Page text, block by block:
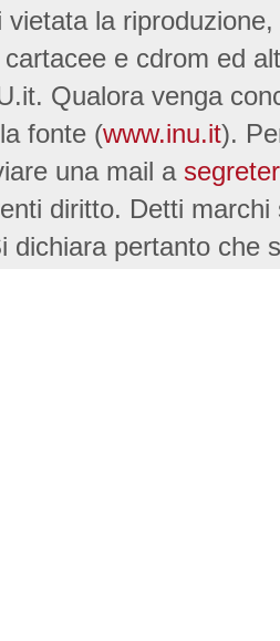
vietata la
e cdrom ed
Qualora venga
fonte (www.inu.it).
una mail a
diritto. Detti
dichiara pertanto che